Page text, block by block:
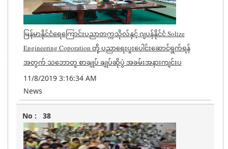
မြန်မာနိုင်ငံရေကြောင်းပညာတက္ကသိုလ်နှင့် ဂျပန်နိုင်ငံ Solize
Engineering Coporation တို့ ပညာရေးပူးပေါင်းဆောင်ရွက်ရန်
အတွက် သဘောတူ စာချုပ် ချုပ်ဆိုပွဲ အခမ်းအနားကျင်းပ
11/8/2019 3:16:34 AM
News
38